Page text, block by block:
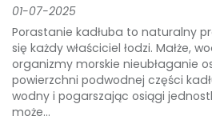
01-07-2025
Porastanie kadłuba to naturalny
się każdy właściciel łodzi. Małże,
organizmy morskie nieubłaganie
powierzchni podwodnej części
wodny i pogarszając osiągi
może...